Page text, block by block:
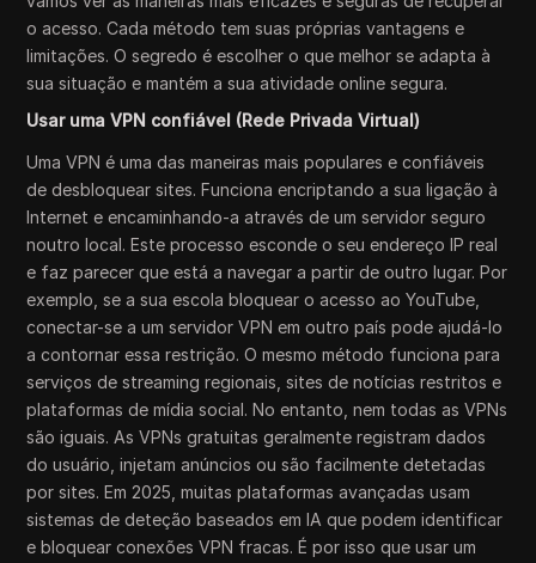
o acesso. Cada método tem suas próprias vantagens e
limitações. O segredo é escolher o que melhor se adapta à
sua situação e mantém a sua atividade online segura.
Usar uma VPN confiável (Rede Privada Virtual)
Uma VPN é uma das maneiras mais populares e confiáveis
de desbloquear sites. Funciona encriptando a sua ligação à
Internet e encaminhando-a através de um servidor seguro
noutro local. Este processo esconde o seu endereço IP real
e faz parecer que está a navegar a partir de outro lugar. Por
exemplo, se a sua escola bloquear o acesso ao YouTube,
conectar-se a um servidor VPN em outro país pode ajudá-lo
a contornar essa restrição. O mesmo método funciona para
serviços de streaming regionais, sites de notícias restritos e
plataformas de mídia social. No entanto, nem todas as VPNs
são iguais. As VPNs gratuitas geralmente registram dados
do usuário, injetam anúncios ou são facilmente detetadas
por sites. Em 2025, muitas plataformas avançadas usam
sistemas de deteção baseados em IA que podem identificar
e bloquear conexões VPN fracas. É por isso que usar um